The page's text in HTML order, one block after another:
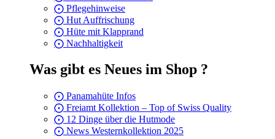
⨀ Pflegehinweise
⨀ Hut Auffrischung
⨀ Hüte mit Klapprand
⨀ Nachhaltigkeit
Was gibt es Neues im Shop ?
⨀ Panamahüte Infos
⨀ Freiamt Kollektion – Top of Swiss Quality
⨀ 12 Dinge über die Hutmode
⨀ News Westernkollektion 2025